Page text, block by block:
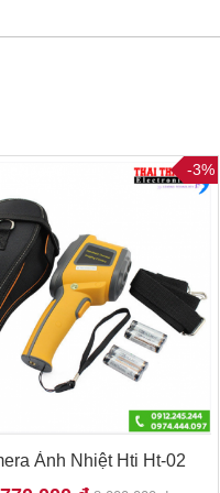
Ảnh Nhiệt Hti Ht-02
-3%